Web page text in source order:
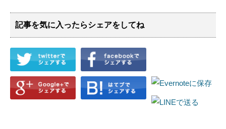
記事を気に入ったらシェアをしてね